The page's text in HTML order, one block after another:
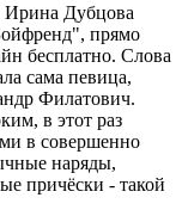
Ирина Дубцова
прямо
бесплатно. Слова
сама певица,
Филатович.
в этот раз
в совершенно
наряды,
причёски - такой